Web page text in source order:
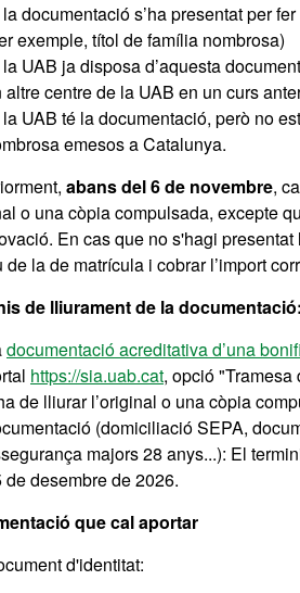
documentació s’ha presentat per
exemple, títol de família nombrosa)
UAB ja disposa d’aquesta
altre centre de la UAB en un curs
UAB té la documentació, però no
emesos a Catalunya.
abans del 6 de novembre,
o una còpia compulsada, excepte
En cas que no s'hagi
de la de matrícula i cobrar l’import
de lliurament de la documentació:
documentació acreditativa d’una
https://sia.uab.cat, opció
de lliurar l’original o una còpia
(domiciliació SEPA,
majors 28 anys...): El
de desembre de 2026.
que cal aportar
d'identitat: